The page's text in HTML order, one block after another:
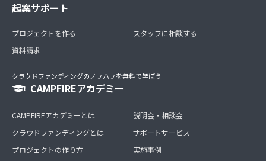
起案サポート
プロジェクトを作る
資料請求
スタッフに相談する
クラウドファンディングのノウハウを無料で学ぼう
CAMPFIREアカデミー
CAMPFIREアカデミーとは
クラウドファンディングとは
プロジェクトの作り方
説明会・相談会
サポートサービス
実施事例